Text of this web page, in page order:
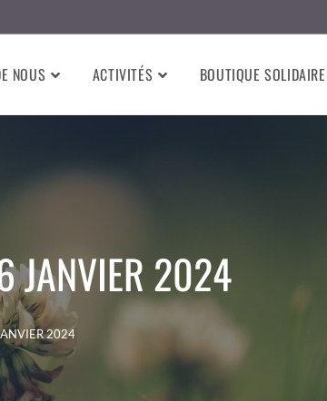
NOUS ACTIVITÉS BOUTIQUE SOLIDAIRE
JANVIER 2024
2024